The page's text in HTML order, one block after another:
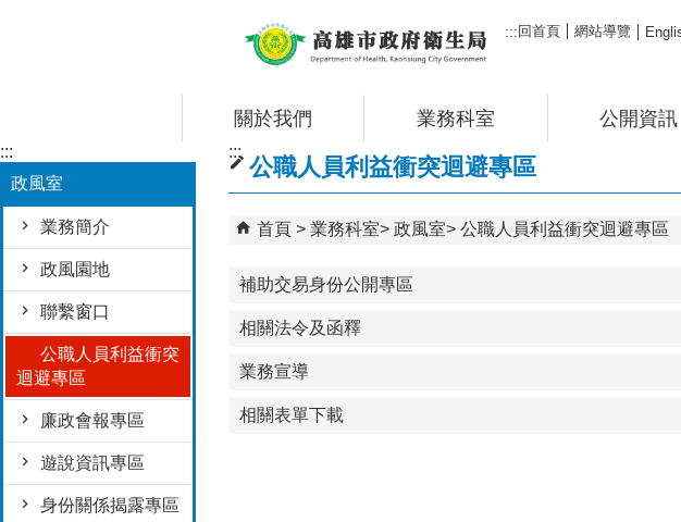
:::回首頁 網站導覽
關於我們 業務科室 公開資訊
:::
政風室
業務簡介
政風園地
聯繫窗口
公職人員利益衝突
迴避專區
廉政會報專區
遊說資訊專區
身份關係揭露專區
:::
公職人員利益衝突迴避專區
首頁 業務科室 政風室 公職人員利益衝突迴避專區
補助交易身份公開專區
相關法令及函釋
業務宣導
相關表單下載